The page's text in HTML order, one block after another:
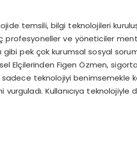
temsili, bilgi teknolojileri
profesyoneller ve yöneticiler
gibi pek çok kurumsal sosyal
Elçilerinden Figen Özmen,
sadece teknolojiyi benimsemekle
vurguladı. Kullanıcıya